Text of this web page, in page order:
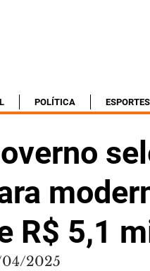
POLÍTICA ESPORTES
R$ 5,1
2025